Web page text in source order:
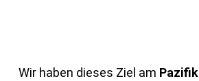
Wir haben dieses Ziel am Pazifik